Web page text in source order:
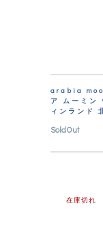
arabia
ア ムーミン
ィンランド
SoldOut
在庫切れ